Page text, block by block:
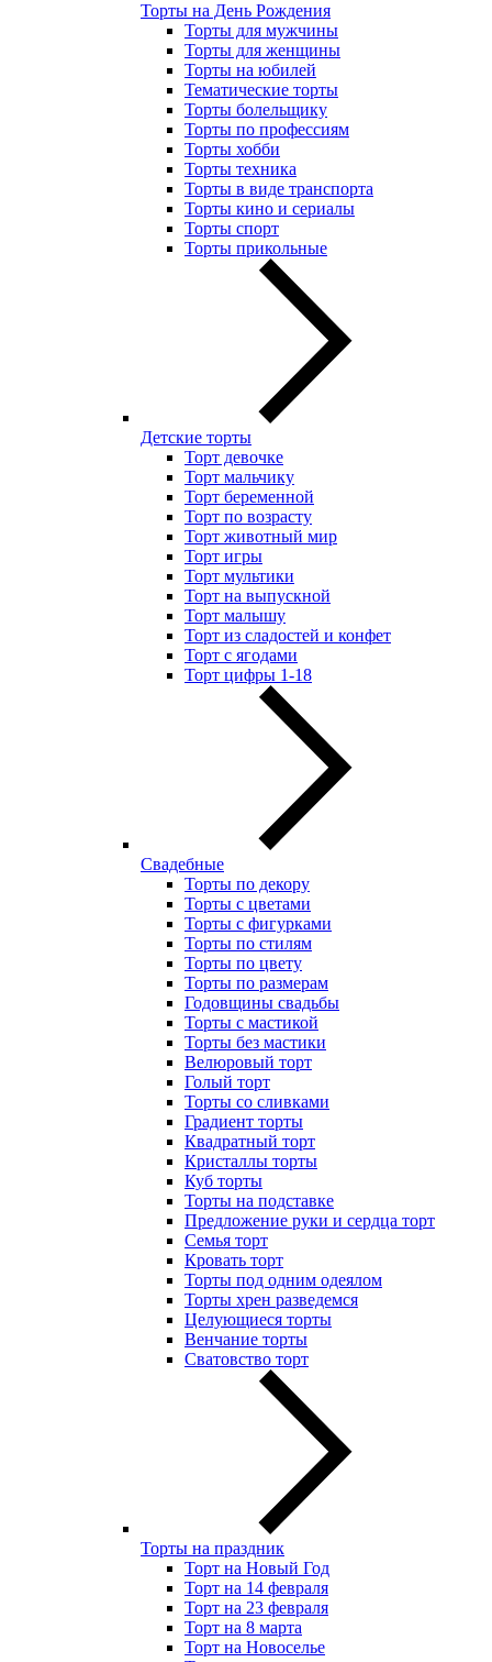
Торты на День Рождения
Торты для мужчины
Торты для женщины
Торты на юбилей
Тематические торты
Торты болельщику
Торты по профессиям
Торты хобби
Торты техника
Торты в виде транспорта
Торты кино и сериалы
Торты спорт
Торты прикольные
Детские торты
Торт девочке
Торт мальчику
Торт беременной
Торт по возрасту
Торт животный мир
Торт игры
Торт мультики
Торт на выпускной
Торт малышу
Торт из сладостей и конфет
Торт с ягодами
Торт цифры 1-18
Свадебные
Торты по декору
Торты с цветами
Торты с фигурками
Торты по стилям
Торты по цвету
Торты по размерам
Годовщины свадьбы
Торты с мастикой
Торты без мастики
Велюровый торт
Голый торт
Торты со сливками
Градиент торты
Квадратный торт
Кристаллы торты
Куб торты
Торты на подставке
Предложение руки и сердца торт
Семья торт
Кровать торт
Торты под одним одеялом
Торты хрен разведемся
Целующиеся торты
Венчание торты
Сватовство торт
Торты на праздник
Торт на Новый Год
Торт на 14 февраля
Торт на 23 февраля
Торт на 8 марта
Торт на Новоселье